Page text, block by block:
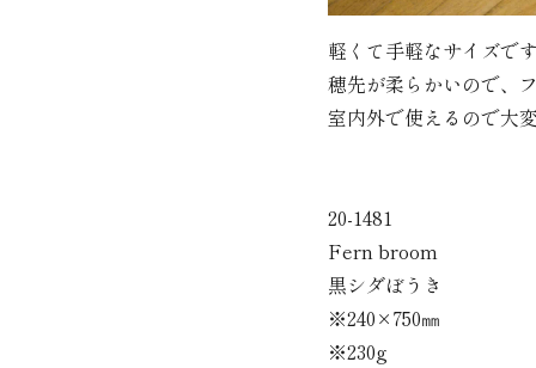
軽くて手軽なサイズで
穂先が柔らかいので、
室内外で使えるので大
20-1481
Fern broom
黒シダぼうき
※240×750㎜
※230g